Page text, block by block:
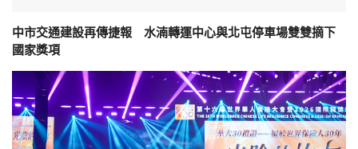
中市交通建設再傳捷報 水湳轉運中心與北屯停車場雙雙摘下
國家獎項